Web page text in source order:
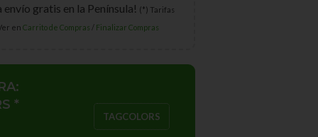
gratis en la Península! (*) Tarifas
en Carrito de Compras / Finalizar Compras
*
TAGCOLORS